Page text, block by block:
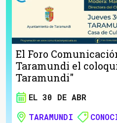
El Foro
Taramundi el
Taramundi"
EL 30 DE ABR
TARAMUNDI